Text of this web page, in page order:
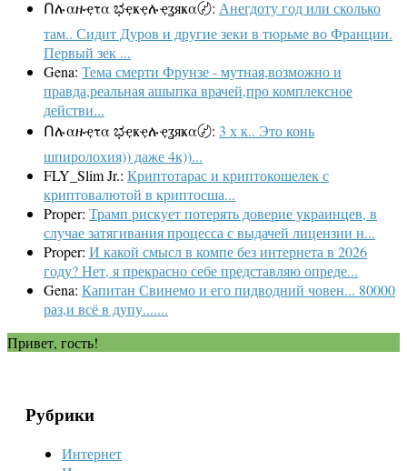
Ոሉαዙҿτα ಭҿҝҿሉҿʓяҝα〄: Анегдоту год или сколько
там.. Сидит Дуров и другие зеки в тюрьме во Франции.
Первый зек ...
Gena: Тема смерти Фрунзе - мутная,возможно и
правда,реальная ашыпка врачей,про комплексное
действи...
Ոሉαዙҿτα ಭҿҝҿሉҿʓяҝα〄: 3 х к.. Это конь
шпиролохия)) даже 4к))...
FLY_Slim Jr.: Криптотарас и криптокошелек с
криптовалютой в криптосша...
Proper: Трамп рискует потерять доверие украинцев, в
случае затягивания процесса с выдачей лицензии н...
Proper: И какой смысл в компе без интернета в 2026
году? Нет, я прекрасно себе представляю опреде...
Gena: Капитан Свинемо и его пидводний човен... 80000
раз,и всё в дупу.......
Привет, гость!
Рубрики
Интернет